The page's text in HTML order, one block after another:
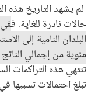
لم يشهد التاريخ هذه
حالات نادرة للغاية. ف
البلدان النامية إلى
مئوية من إجمالي
تنتهي هذه التراكمات
تبلغ احتمالات تسببها